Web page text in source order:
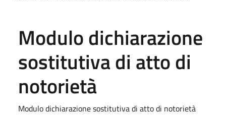
Modulo dichiarazione
sostitutiva di atto di
notorietà
Modulo dichiarazione sostitutiva di atto di notorietà